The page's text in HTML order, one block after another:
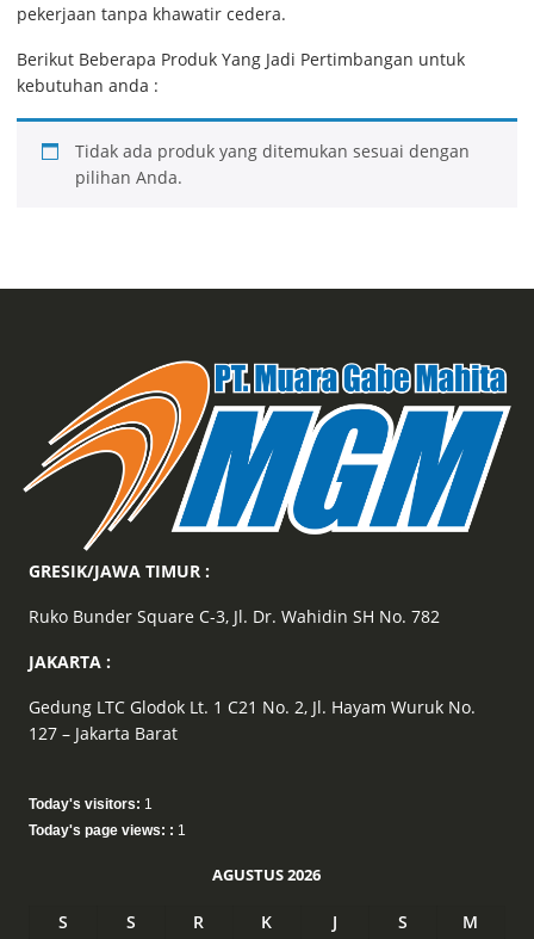
pekerjaan tanpa khawatir cedera.
Berikut Beberapa Produk Yang Jadi Pertimbangan untuk
kebutuhan anda :
Tidak ada produk yang ditemukan sesuai dengan
pilihan Anda.
GRESIK/JAWA TIMUR :
Ruko Bunder Square C-3, Jl. Dr. Wahidin SH No. 782
JAKARTA :
Gedung LTC Glodok Lt. 1 C21 No. 2, Jl. Hayam Wuruk No.
127 – Jakarta Barat
Today's visitors: 1
Today's page views: : 1
AGUSTUS 2026
S S R K J S
M